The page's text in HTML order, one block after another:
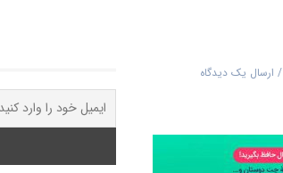
ارسال یک دیدگاه